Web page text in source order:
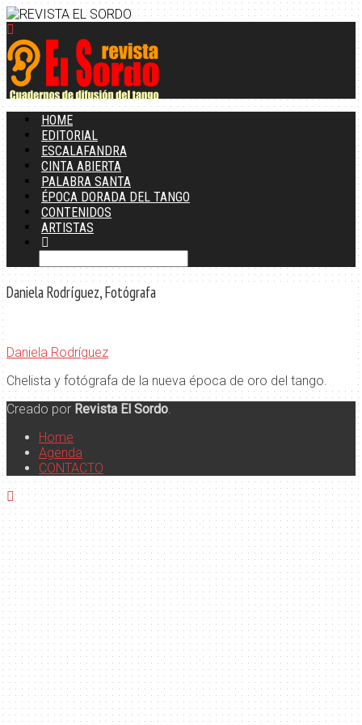
HOME
EDITORIAL
ESCALAFANDRA
CINTA ABIERTA
PALABRA SANTA
ÉPOCA DORADA DEL TANGO
CONTENIDOS
ARTISTAS
Daniela Rodríguez, Fotógrafa
Daniela Rodríguez
Chelista y fotógrafa de la nueva época de oro del tango.
Creado por Revista El Sordo.
Home
Agenda
CONTACTO